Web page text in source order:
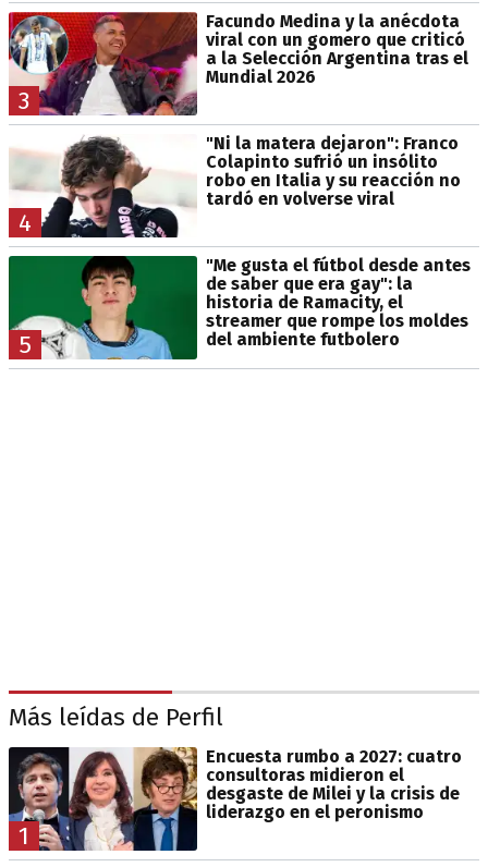
3
Facundo Medina y la anécdota
viral con un gomero que criticó
a la Selección Argentina tras el
Mundial 2026
4
"Ni la matera dejaron": Franco
Colapinto sufrió un insólito
robo en Italia y su reacción no
tardó en volverse viral
5
"Me gusta el fútbol desde antes
de saber que era gay": la
historia de Ramacity, el
streamer que rompe los moldes
del ambiente futbolero
Más leídas de Perfil
1
Encuesta rumbo a 2027: cuatro
consultoras midieron el
desgaste de Milei y la crisis de
liderazgo en el peronismo